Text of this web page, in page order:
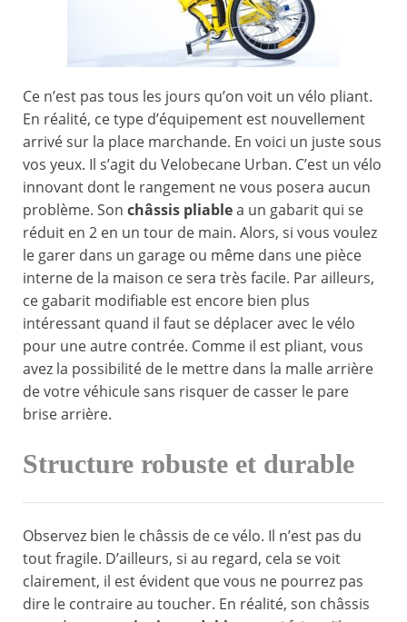
Ce n’est pas tous les jours qu’on voit un vélo pliant.
En réalité, ce type d’équipement est nouvellement
arrivé sur la place marchande. En voici un juste sous
vos yeux. Il s’agit du Velobecane Urban. C’est un vélo
innovant dont le rangement ne vous posera aucun
problème. Son châssis pliablea un gabarit qui se
réduit en 2 en un tour de main. Alors, si vous voulez
le garer dans un garage ou même dans une pièce
interne de la maison ce sera très facile. Par ailleurs,
ce gabarit modifiable est encore bien plus
intéressant quand il faut se déplacer avec le vélo
pour une autre contrée. Comme il est pliant, vous
avez la possibilité de le mettre dans la malle arrière
de votre véhicule sans risquer de casser le pare
brise arrière.
Structure robuste et durable
Observez bien le châssis de ce vélo. Il n’est pas du
tout fragile. D’ailleurs, si au regard, cela se voit
clairement, il est évident que vous ne pourrez pas
dire le contraire au toucher. En réalité, son châssis